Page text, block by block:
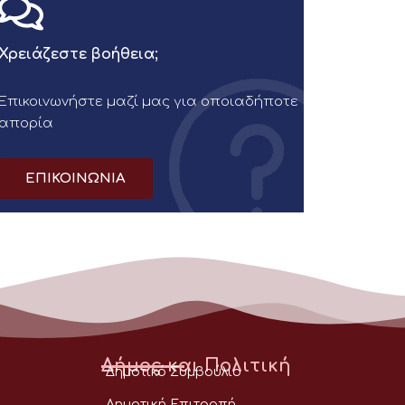
Χρειάζεστε βοήθεια;
Επικοινωνήστε μαζί μας για οποιαδήποτε
απορία
ΕΠΙΚΟΙΝΩΝΙΑ
Δήμος και Πολιτική
Δημοτικό Συμβούλιο